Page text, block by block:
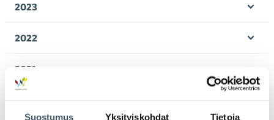
Suostumus Yksityiskohdat Tietoja
2023
2022
2021
2020